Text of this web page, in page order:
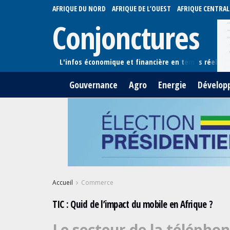
AFRIQUE DU NORD AFRIQUE DE L’OUEST AFRIQUE
Conjonctures
Gouvernance Agro Energie
Accueil Commerce
TIC : Quid de l’impact du mobile en Afrique ?